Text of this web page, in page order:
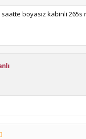
saatte boyasız kabinli 265s